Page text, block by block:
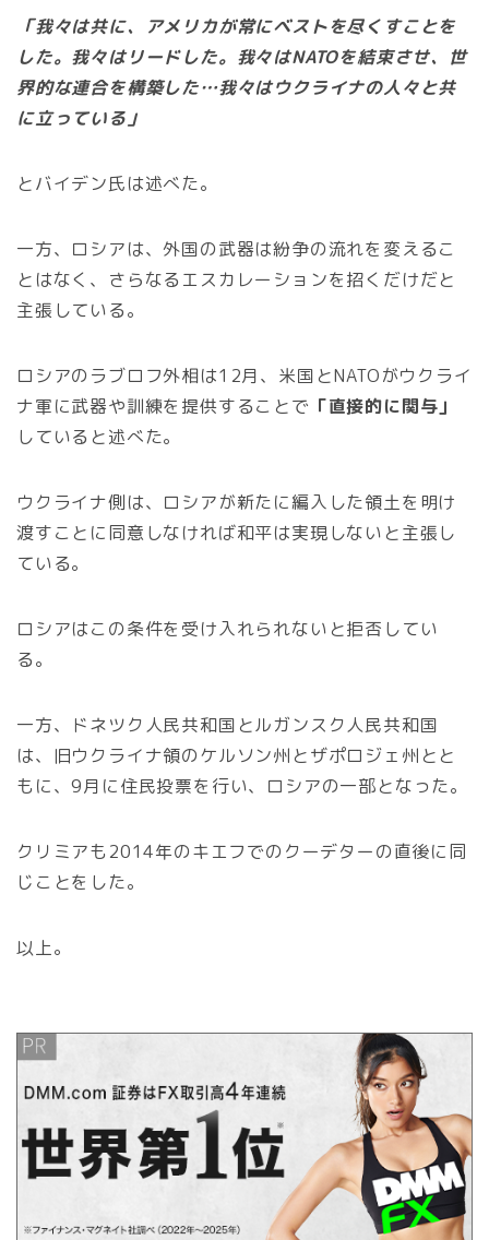
「我々は共に、アメリカが常にベストを尽くすことを
した。我々はリードした。我々はNATOを結束させ、世
界的な連合を構築した…我々はウクライナの人々と共
に立っている」
とバイデン氏は述べた。
一方、ロシアは、外国の武器は紛争の流れを変えるこ
とはなく、さらなるエスカレーションを招くだけだと
主張している。
ロシアのラブロフ外相は12月、米国とNATOがウクライ
ナ軍に武器や訓練を提供することで 「直接的に関与」
していると述べた。
ウクライナ側は、ロシアが新たに編入した領土を明け
渡すことに同意しなければ和平は実現しないと主張し
ている。
ロシアはこの条件を受け入れられないと拒否してい
る。
一方、ドネツク人民共和国とルガンスク人民共和国
は、旧ウクライナ領のケルソン州とザポロジェ州とと
もに、9月に住民投票を行い、ロシアの一部となった。
クリミアも2014年のキエフでのクーデターの直後に同
じことをした。
以上。